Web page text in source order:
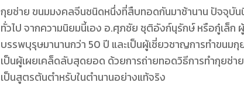
กุยช่าย ขนมมงคลจีนชนิดหนึ่งที่สืบทอดกันมาช้านาน ปัจจุบั
ทั่วไป จากความนิยมนี้เอง อ.ศุภชัย ชุติอังก์นุรักษ์ หรือกู๋เล็
บรรพบุรุษมานานกว่า 50 ปี และเป็นผู้เชี่ยวชาญการทำขนม
เป็นผู้เผยเคล็ดลับสุดยอด ด้วยการถ่ายทอดวิธีการทำกุยช่
เป็นสูตรต้นตำหรับในตำนานอย่างแท้จริง